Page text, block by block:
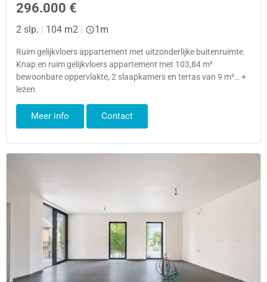
296.000 €
2 slp. 104 m2 1m
Ruim gelijkvloers appartement met uitzonderlijke buitenruimte.
Knap en ruim gelijkvloers appartement met 103,84 m²
bewoonbare oppervlakte, 2 slaapkamers en terras van 9 m²… +
lezen
Meer info Contact